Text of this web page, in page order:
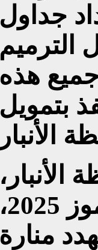
جداول
الترميم
هذه
بتمويل
الأنبار،
عمار علي، قد حذر في تموز 2025،
منارة